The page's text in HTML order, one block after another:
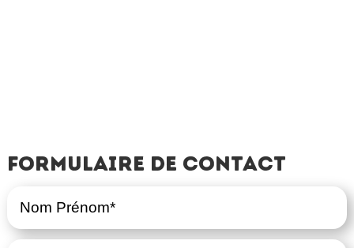
Formulaire de contact